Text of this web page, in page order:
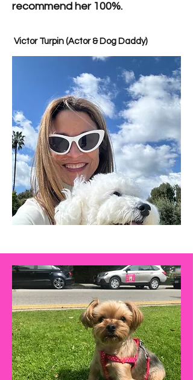
recommend her 100%.
Victor Turpin (Actor & Dog Daddy)